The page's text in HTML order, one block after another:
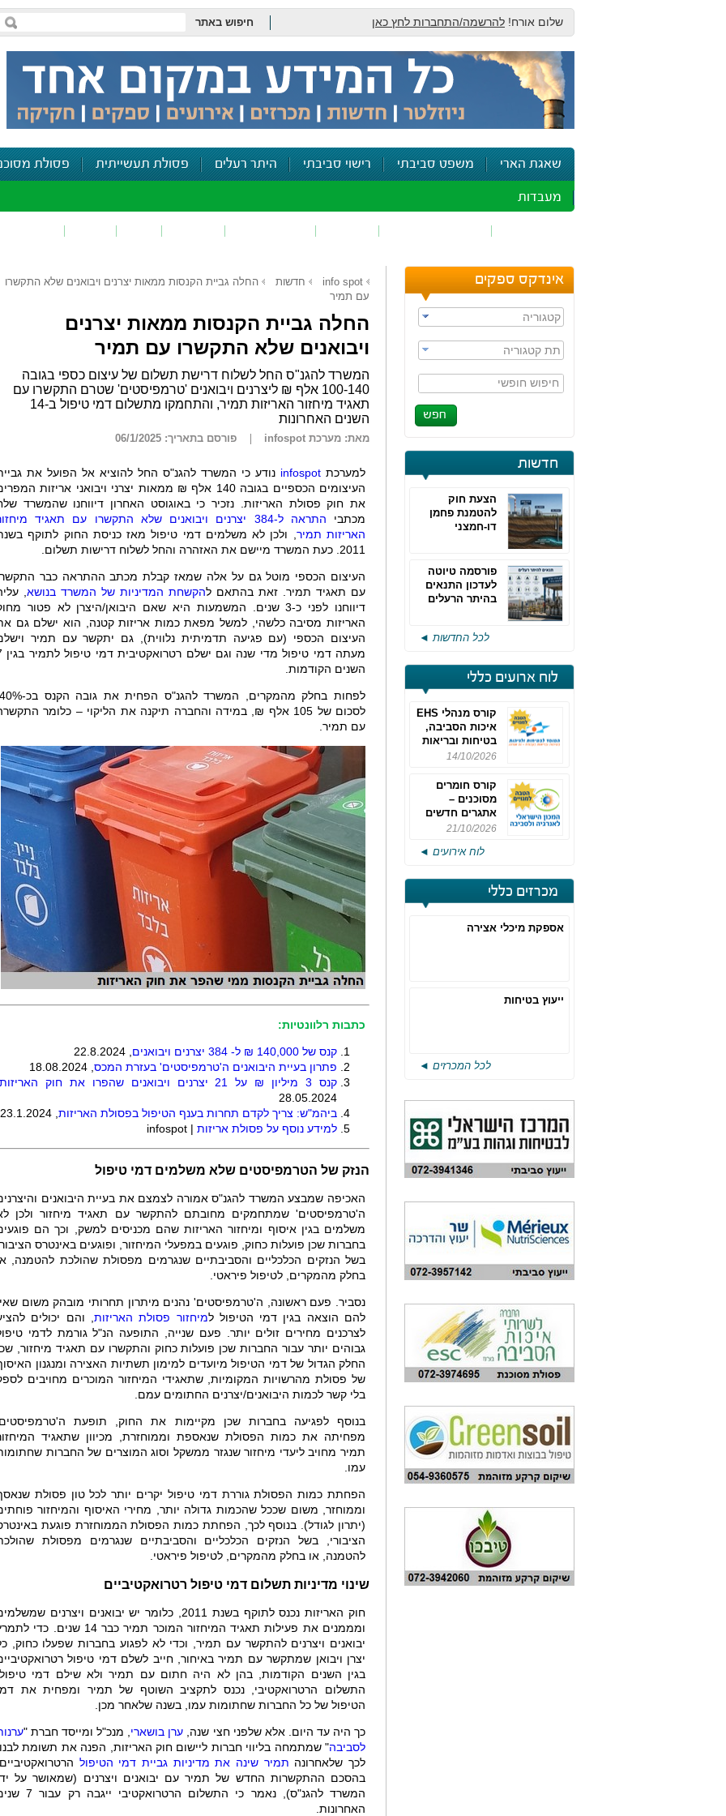
שלום אורח! להרשמה/התחברות לחץ כאן חיפוש באתר
שאגת הארי משפט סביבתי רישוי סביבתי היתר רעלים פסולת תעשייתית פסולת
מעבדות
אינדקס ספקים
קטגוריה
תת קטגוריה
חיפוש חופשי
חדשות
הצעת חוק
להטמנת פחמן
דו-חמצני
פורסמה טיוטה
לעדכון התנאים
בהיתר הרעלים
לכל החדשות ◄
לוח ארועים כללי
קורס מנהלי EHS
איכות הסביבה,
בטיחות ובריאות
תעסוקתית
14/10/2026
קורס חומרים
מסוכנים –
אתגרים חדשים
והערכות לחוק
מחזור 4
21/10/2026
לוח אירועים ◄
מכרזים כללי
אספקת מיכלי אצירה
ייעוץ בטיחות
לכל המכרזים ◄
info spot חדשות
החלה גביית הקנסות ממאות יצרנים ויבואנים שלא התקשרו
עם תמיר
החלה גביית הקנסות ממאות יצרנים
ויבואנים שלא התקשרו עם תמיר
המשרד להגנ"ס החל לשלוח דרישת תשלום של עיצום כספי בגובה
100-140 אלף ₪ ליצרנים ויבואנים 'טרמפיסטים' שטרם התקשרו עם
תאגיד מיחזור האריזות תמיר, והתחמקו מתשלום דמי טיפול ב-14
השנים האחרונות
מאת: מערכת infospot פורסם בתאריך: 06/1/2025
למערכת infospot נודע כי המשרד להגנ"ס החל להוציא אל הפועל את
העיצומים הכספיים בגובה 140 אלף ₪ ממאות יצרני ויבואני אריזות
את חוק פסולת האריזות. נזכיר כי באוגוסט האחרון דיווחנו שהמשרד
מכתבי
התראה ל-384 יצרנים ויבואנים שלא התקשרו עם תאגיד
האריזות תמיר , ולכן לא משלמים דמי טיפול מאז כניסת החוק לתוקף
2011. כעת המשרד מיישם את האזהרה והחל לשלוח דרישות תשלום.
העיצום הכספי מוטל גם על אלה שמאז קבלת מכתב ההתראה כבר
עם תאגיד תמיר. זאת בהתאם להקשחת המדיניות של המשרד בנושא ,
דיווחנו לפני כ-3 שנים. המשמעות היא שאם היבואן/היצרן לא פטור
האריזות מסיבה כלשהי, למשל מפאת כמות אריזות קטנה, הוא ישלם גם
העיצום הכספי (עם פגיעה תדמיתית נלווית), גם יתקשר עם תמיר
מעתה דמי
השנים הקודמות
לסכום של 105 אלף ₪, במידה והחברה תיקנה את הליקוי – כלומר
עם תמיר.
כתבות רלוונטיות:
קנס של 140,000 ₪ ל- 384 יצרנים ויבואנים
פתרון בעיית היבואנים ה'טרמפיסטים' בעזרת המכס
קנס 3 מיליון ₪ על 21 יצרנים ויבואנים שהפרו את חוק האריזות
28.05.2024
ביהמ"ש: צריך לקדם תחרות בענף הטיפול בפסולת האריזות
למידע נוסף על פסולת אריזות |
infospot
הנזק של הטרמפיסטים שלא משלמים דמי טיפול
האכיפה שמבצע המשרד להגנ"ס אמורה לצמצם את בעיית היבואנים
ה'טרמפיסטים' שמתחמקים מחובתם להתקשר עם תאגיד מיחזור ולכן
משלמים בגין איסוף ומיחזור האריזות שהם מכניסים למשק, וכך הם
בחברות שכן פועלות כחוק, פוגעים במפעלי המיחזור, ופוגעים באינטרס
בשל הנזקים הכלכליים והסביבתיים שנגרמים מפסולת שהולכת להטמנה,
בחלק מהמקרים, לטיפול פיראטי.
נסביר. פעם ראשונה, ה'טרמפיסטים' נהנים מיתרון תחרותי מובהק משום
להם הוצאה בגין דמי הטיפול למיחזור פסולת האריזות , והם יכולים
לצרכנים מחירים זולים יותר. פעם שנייה, התופעה הנ"ל גורמת לדמי
גבוהים יותר עבור החברות שכן פועלות כחוק והתקשרו עם תאגיד מיחזור,
החלק הגדול של דמי הטיפול מיועדים למימון תשתיות האצירה ומנגנון
של פסולת מהרשויות המקומיות, שתאגידי המיחזור המוכרים מחויבים
בלי קשר לכמות היבואנים/יצרנים החתומים עמם.
בנוסף לפגיעה בחברות שכן מקיימות את החוק, תופעת
מפחיתה את כמות הפסולת שנאספת וממוחזרת, מכיוון שתאגיד
תמיר מחויב ליעדי מיחזור שנגזר ממשקל וסוג המוצרים של החברות
עמו.
הפחתת כמות הפסולת גוררת דמי טיפול יקרים יותר לכל טון פסולת
וממוחזר, משום שככל שהכמות גדולה יותר, מחירי האיסוף והמיחזור
(יתרון לגודל). בנוסף לכך, הפחתת כמות הפסולת הממוחזרת פוגעת
הציבורי, בשל הנזקים הכלכליים והסביבתיים שנגרמים מפסולת
להטמנה, או בחלק מהמקרים, לטיפול פיראטי.
שינוי מדיניות תשלום דמי טיפול רטרואקטיביים
חוק האריזות נכנס לתוקף בשנת 2011, כלומר יש יבואנים ויצרנים
ומממנים את פעילות תאגיד המיחזור המוכר תמיר כבר 14 שנים. כדי
יבואנים ויצרנים להתקשר עם תמיר, וכדי לא לפגוע בחברות שפעלו כחוק,
יצרן ויבואן שמתקשר עם תמיר באיחור, חייב לשלם דמי טיפול
בגין השנים הקודמות, בהן לא היה חתום עם תמיר ולא שילם דמי
התשלום הרטרואקטיבי, נכנס לתקציב השוטף של תמיר ומפחית את
הטיפול של כל החברות שחתומות עמו, בשנה שלאחר מכן.
כך היה עד היום. אלא שלפני חצי שנה, ערן בושארי , מנכ"ל ומייסד חברת "
לסביבה" שמתמחה בליווי חברות ליישום חוק האריזות, הפנה את תשומת
לכך שלאחרונה תמיר שינה את מדיניות גביית דמי הטיפול
בהסכם ההתקשרות החדש של תמיר עם יבואנים ויצרנים (שמאושר על
המשרד להגנ"ס), נאמר כי התשלום הרטרואקטיבי ייגבה
האחרונות.